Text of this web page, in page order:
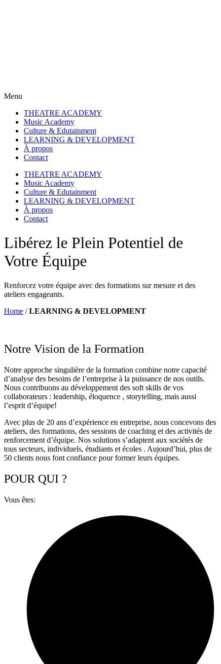
Menu
THEATRE ACADEMY
Music Academy
Culture & Edutainment
LEARNING & DEVELOPMENT
À propos
Contact
THEATRE ACADEMY
Music Academy
Culture & Edutainment
LEARNING & DEVELOPMENT
À propos
Contact
Libérez le Plein Potentiel de
Votre Équipe
Renforcez votre équipe avec des formations sur mesure et des
ateliers engageants.
Home /LEARNING & DEVELOPMENT
Notre Vision de la Formation
Notre approche singulière de la formation combine notre capacité
d’analyse des besoins de l’entreprise à la puissance de nos outils.
Nous contribuons au développement des soft skills de vos
collaborateurs : leadership, éloquence , storytelling, mais aussi
l’esprit d’équipe!
Avec plus de 20 ans d’expérience en entreprise, nous concevons des
ateliers, des formations, des sessions de coaching et des activités de
renforcement d’équipe. Nos solutions s’adaptent aux sociétés de
tous secteurs, individuels, étudiants et écoles . Aujourd’hui, plus de
50 clients nous font confiance pour former leurs équipes.
POUR QUI ?
Vous êtes: